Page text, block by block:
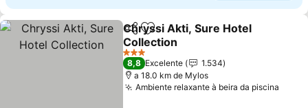
PartilharAdicionar aos favoritos
Chryssi Akti, Sure Hotel
Collection
3 Estrelas
8,8 Excelente
1.534
a 18.0 km de Mylos
Ambiente relaxante à beira da piscina